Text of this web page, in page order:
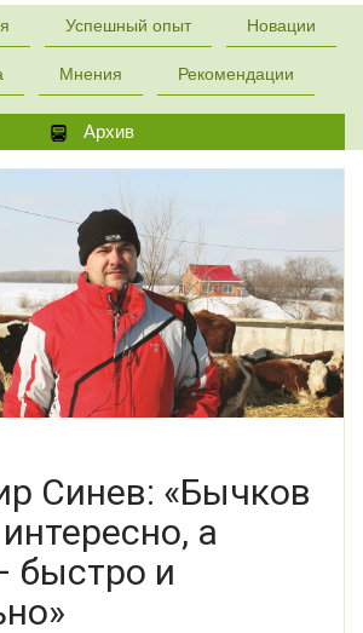
Успешный опыт Новации
Мнения Рекомендации
Архив
Синев: «Бычков
а
быстро и